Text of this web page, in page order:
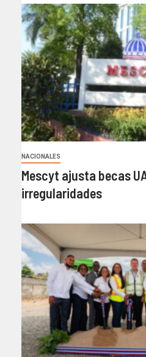
NACIONALES
Mescyt ajusta becas
irregularidades